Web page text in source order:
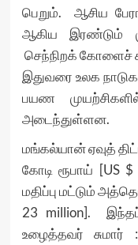
பெறும். ஆசிய
ஆகிய இரண்டும்
செந்நிறக் கோளைச்
இதுவரை உலக
பயண
அடைந்துள்ளன.
மங்கல்யான் ஏவுத்
கோடி ரூபாய் [US
மதிப்பு மட்டும்
23 million].
உழைத்தவர்